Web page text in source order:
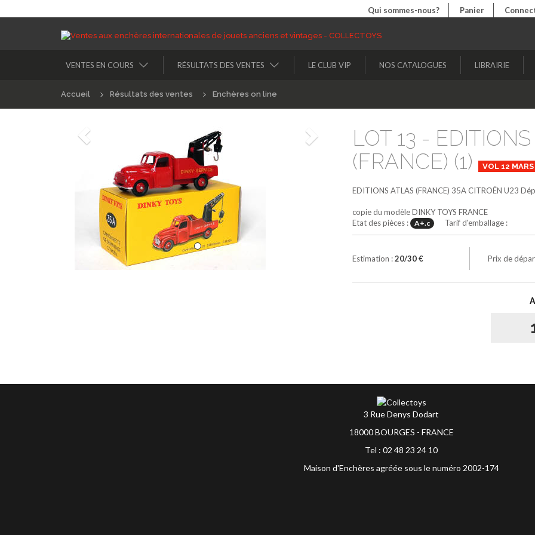
Qui sommes-nous? Panier
VENTES EN COURS RÉSULTATS DES VENTES LE CLUB VIP NOS CATALOGUES LIBRAIRIE
Accueil Résultats des ventes Enchères on line
Suivant
LOT 13 -
(FRANCE) (1)
VOL 12
EDITIONS ATLAS (FRANCE) 35A CITROËN U23
copie du modèle DINKY TOYS FRANCE
Etat des pièces :
A+.c Tarif d'emballage :
Estimation :20/30 € Prix de
3 Rue Denys Dodart
18000 BOURGES - FRANCE
Tel : 02 48 23 24 10
Maison d'Enchères agréée sous le numéro 2002-174